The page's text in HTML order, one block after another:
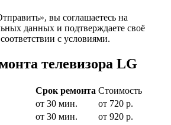
вы соглашаетесь на
данных и подтверждаете своё
с условиями.
телевизора LG
Срок ремонта Стоимость
от 30 мин.
от 720 р.
от 30 мин.
от 920 р.